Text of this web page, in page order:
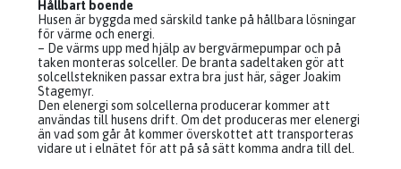
Hållbart boende
Husen är byggda med särskild tanke på hållbara lösningar
för värme och energi.
– De värms upp med hjälp av bergvärmepumpar och på
taken monteras solceller. De branta sadeltaken gör att
solcellstekniken passar extra bra just här, säger Joakim
Stagemyr.
Den elenergi som solcellerna producerar kommer att
användas till husens drift. Om det produceras mer elenergi
än vad som går åt kommer överskottet att transporteras
vidare ut i elnätet för att på så sätt komma andra till del.